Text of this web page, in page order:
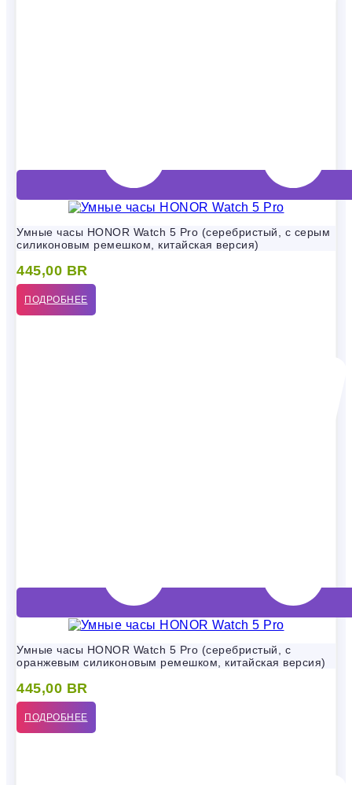
Умные часы HONOR Watch 5 Pro (серебристый, с серым
силиконовым ремешком, китайская версия)
445,00 BR
ПОДРОБНЕЕ
Умные часы HONOR Watch 5 Pro (серебристый, с
оранжевым силиконовым ремешком, китайская версия)
445,00 BR
ПОДРОБНЕЕ